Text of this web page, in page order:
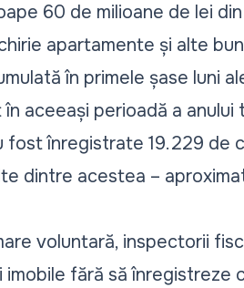
60 de milioane de lei
apartamente și alte
în primele șase luni
aceeași perioadă a anului
fost înregistrate 19.229
dintre acestea –
voluntară, inspectorii
imobile fără să înregistreze